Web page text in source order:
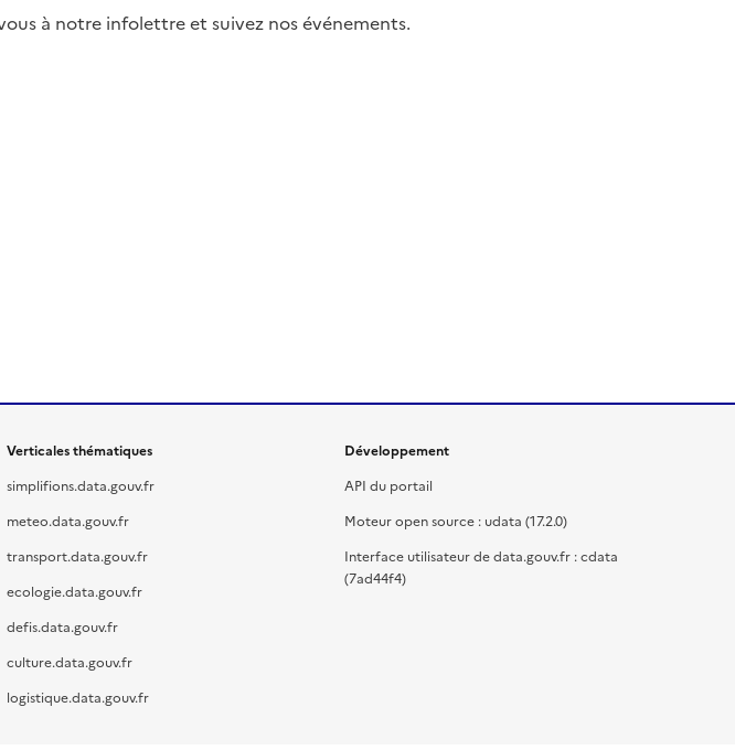
à notre infolettre et suivez nos événements.
Verticales thématiques
simplifions.data.gouv.fr
meteo.data.gouv.fr
transport.data.gouv.fr
ecologie.data.gouv.fr
defis.data.gouv.fr
culture.data.gouv.fr
logistique.data.gouv.fr
Développement
API du portail
Moteur open source : udata (17.2.0)
Interface utilisateur de data.gouv.fr : cdata
(7ad44f4)